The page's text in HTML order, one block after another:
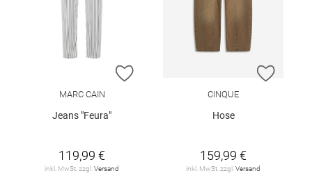
ZUR WUNSCHLISTE HINZUFÜGEN
MARC CAIN
Jeans "Feura"
119,99 €
inkl. MwSt. zzgl.Versand
ZUR
CINQUE
Hose
159,99 €
inkl. MwSt. zzgl.Versand